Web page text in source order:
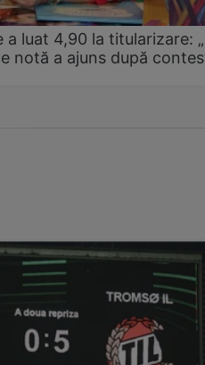
luat 4,90 la titularizare:
notă a ajuns după